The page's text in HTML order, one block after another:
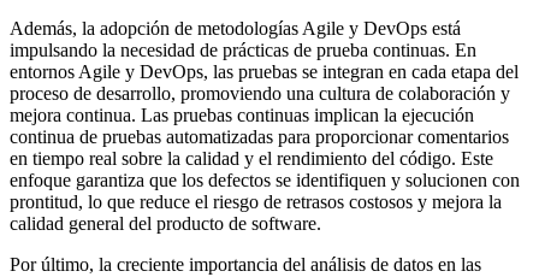
Además, la adopción de metodologías Agile y DevOps está
impulsando la necesidad de prácticas de prueba continuas. En
entornos Agile y DevOps, las pruebas se integran en cada etapa del
proceso de desarrollo, promoviendo una cultura de colaboración y
mejora continua. Las pruebas continuas implican la ejecución
continua de pruebas automatizadas para proporcionar comentarios
en tiempo real sobre la calidad y el rendimiento del código. Este
enfoque garantiza que los defectos se identifiquen y solucionen con
prontitud, lo que reduce el riesgo de retrasos costosos y mejora la
calidad general del producto de software.
Por último, la creciente importancia del análisis de datos en las